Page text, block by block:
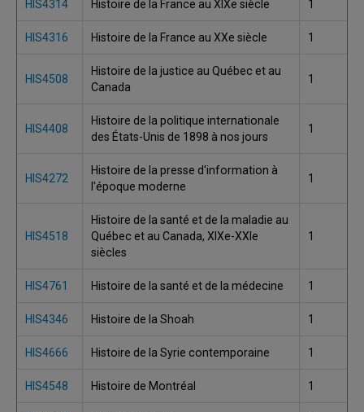
HIS4314 Histoire de la France au XIXe siècle 1
HIS4316 Histoire de la France au XXe siècle 1
HIS4508
Histoire de la justice au Québec et au
Canada
1
HIS4408
Histoire de la politique internationale
des États-Unis de 1898 à nos jours
1
HIS4272
Histoire de la presse d'information à
l'époque moderne
1
HIS4518
Histoire de la santé et de la maladie au
Québec et au Canada, XIXe-XXIe
siècles
1
HIS4761 Histoire de la santé et de la médecine 1
HIS4346 Histoire de la Shoah 1
HIS4666 Histoire de la Syrie contemporaine 1
HIS4548 Histoire de Montréal 1